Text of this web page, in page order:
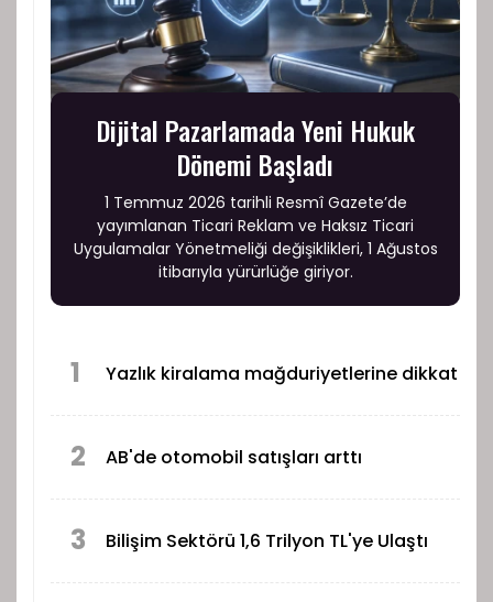
Dijital Pazarlamada Yeni Hukuk
Dönemi Başladı
1 Temmuz 2026 tarihli Resmî Gazete’de
yayımlanan Ticari Reklam ve Haksız Ticari
Uygulamalar Yönetmeliği değişiklikleri, 1 Ağustos
itibarıyla yürürlüğe giriyor.
1 Yazlık kiralama mağduriyetlerine dikkat
2 AB'de otomobil satışları arttı
3 Bilişim Sektörü 1,6 Trilyon TL'ye Ulaştı